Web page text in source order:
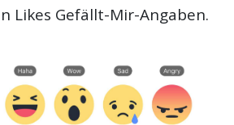
Likes Gefällt-Mir-Angaben.